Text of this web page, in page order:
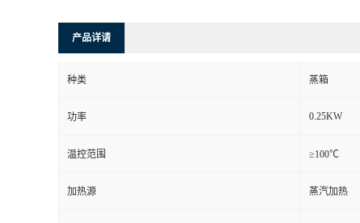
产品详请
种类 蒸箱
功率 0.25KW
温控范围 ≥100℃
加热源 蒸汽加热